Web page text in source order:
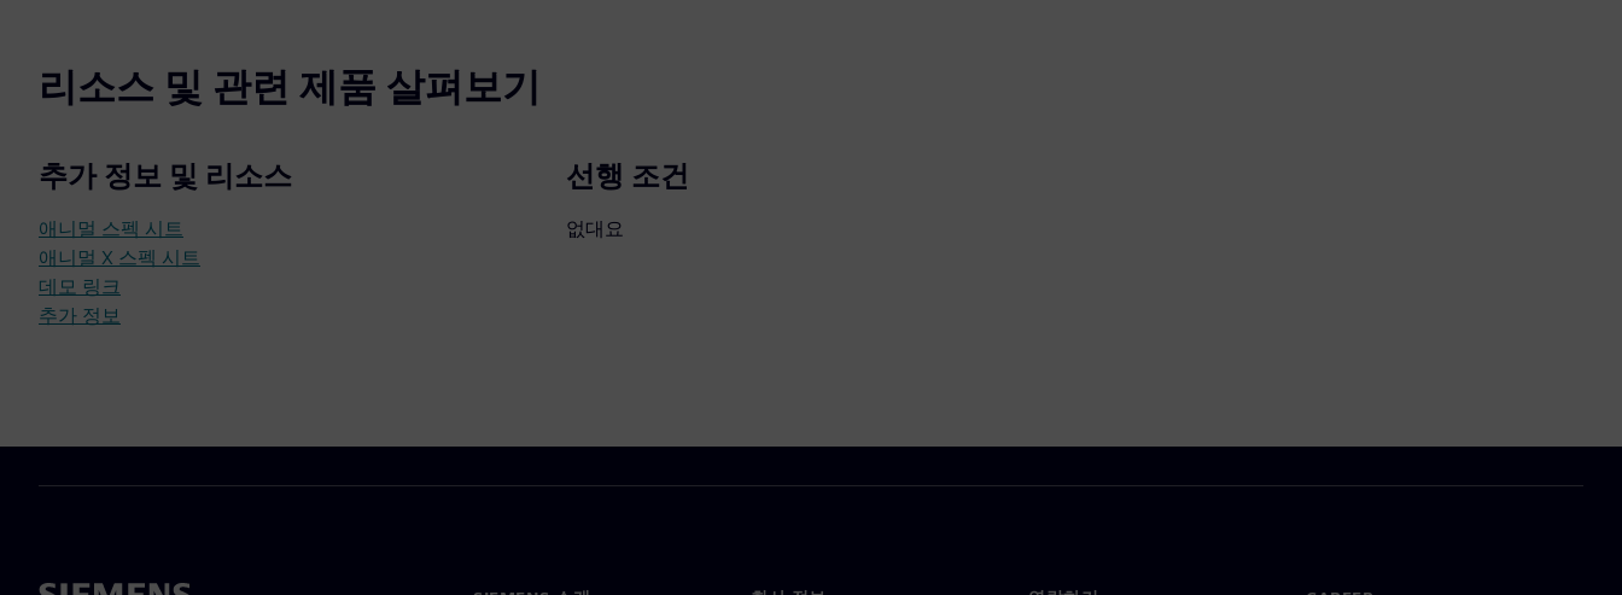
리소스 및 관련 제품 살펴보기
추가 정보 및 리소스
애니멀 스펙 시트
애니멀 X 스펙 시트
데모 링크
추가 정보
선행 조건
없대요